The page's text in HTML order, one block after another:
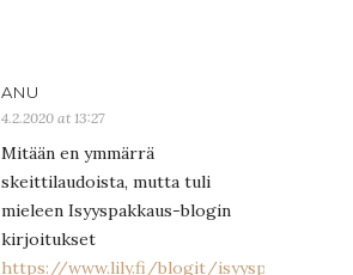
ANU
4.2.2020 at 13:27
Mitään en ymmärrä
skeittilaudoista, mutta tuli
mieleen Isyyspakkaus-blogin
kirjoitukset
https://www.lily.fi/blogit/isyyspakkaus/